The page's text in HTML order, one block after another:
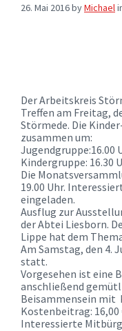
26. Mai 2016byMichael
Der Arbeitskreis
Treffen am Freitag,
Störmede. Die
zusammen um:
Jugendgruppe:16.00
Kindergruppe: 16.30
Die
19.00 Uhr.
eingeladen.
Ausflug zur
der Abtei Liesborn.
Lippe hat dem
Am Samstag, den 4.
statt.
Vorgesehen ist eine
anschließend
Beisammensein mit
Kostenbeitrag: 16,00
Interessierte